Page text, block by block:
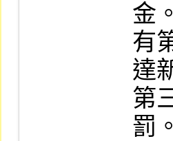
金。
有
達
第
罰。